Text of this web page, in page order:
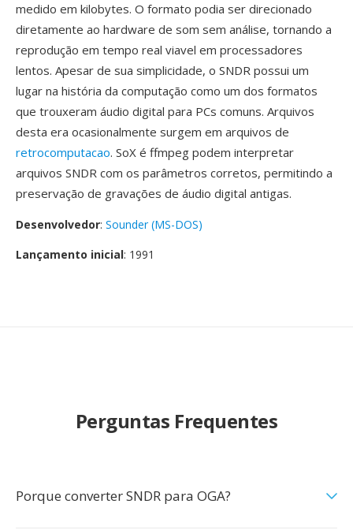
medido em kilobytes. O formato podia ser direcionado
diretamente ao hardware de som sem análise, tornando a
reprodução em tempo real viavel em processadores
lentos. Apesar de sua simplicidade, o SNDR possui um
lugar na história da computação como um dos formatos
que trouxeram áudio digital para PCs comuns. Arquivos
desta era ocasionalmente surgem em arquivos de
retrocomputacao. SoX é ffmpeg podem interpretar
arquivos SNDR com os parâmetros corretos, permitindo a
preservação de gravações de áudio digital antigas.
Desenvolvedor: Sounder (MS-DOS)
Lançamento inicial: 1991
Perguntas Frequentes
Porque converter SNDR para OGA?